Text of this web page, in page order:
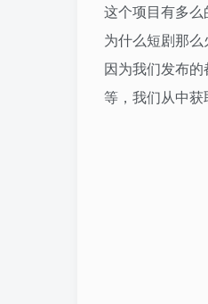
这个项目有多
为什么短剧那
因为我们发布
等，我们从中获